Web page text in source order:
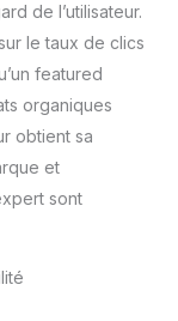
de l’utilisateur.
le taux de clics
featured
organiques
obtient sa
et
sont